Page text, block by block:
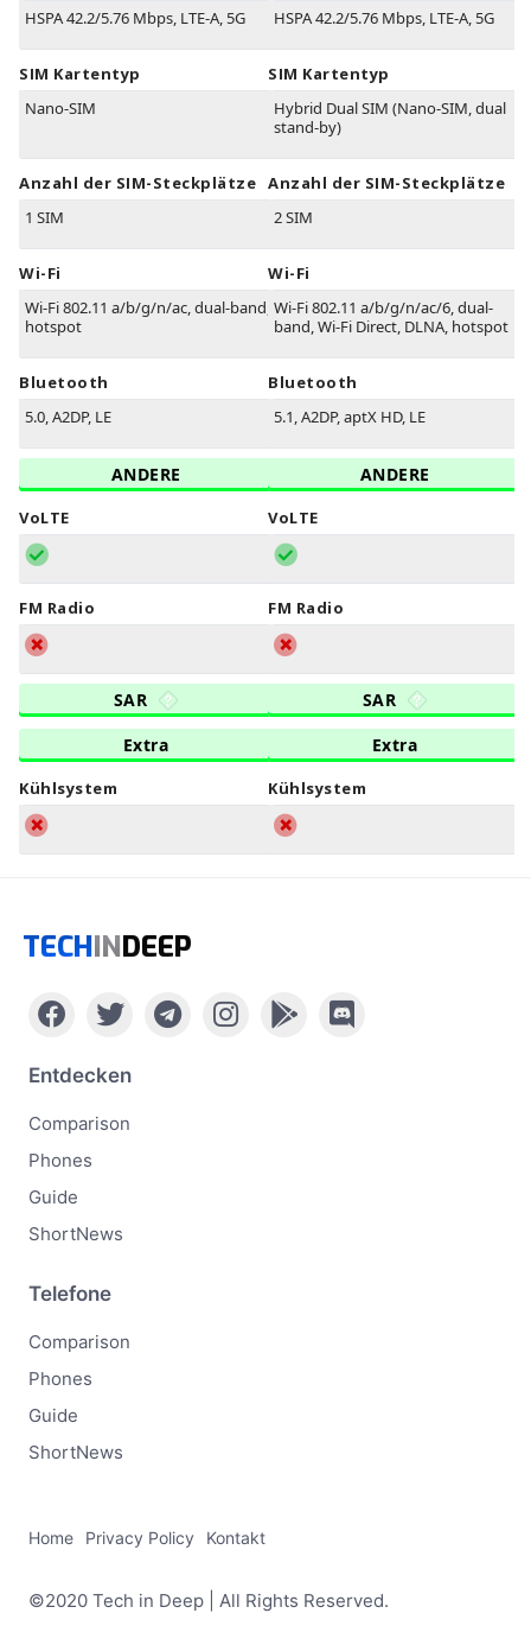
HSPA 42.2/5.76 Mbps, LTE-A, 5G
SIM Kartentyp
Nano-SIM
Anzahl der SIM-Steckplätze
1 SIM
Wi-Fi
Wi-Fi 802.11 a/b/g/n/ac, dual-band,
hotspot
Bluetooth
5.0, A2DP, LE
ANDERE
VoLTE
FM Radio
SAR
Extra
Kühlsystem
HSPA 42.2/5.76 Mbps, LTE-A, 5G
SIM Kartentyp
Hybrid Dual SIM (Nano-SIM, dual
stand-by)
Anzahl der SIM-Steckplätze
2 SIM
Wi-Fi
Wi-Fi 802.11 a/b/g/n/ac/6, dual-
band, Wi-Fi Direct, DLNA, hotspot
Bluetooth
5.1, A2DP, aptX HD, LE
ANDERE
VoLTE
FM Radio
SAR
Extra
Kühlsystem
TECHINDEEP
Entdecken
Comparison
Phones
Guide
ShortNews
Telefone
Comparison
Phones
Guide
ShortNews
Home Privacy Policy Kontakt
©2020 Tech in Deep | All Rights Reserved.